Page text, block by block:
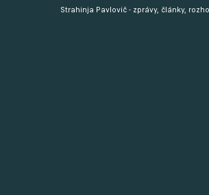
Strahinja Pavlovič - zprávy, články,